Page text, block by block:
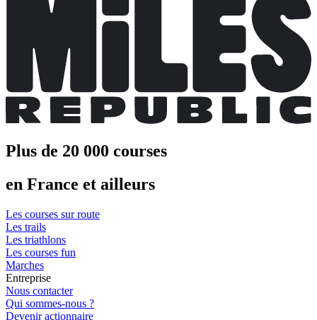
Plus de 20 000 courses
en France et ailleurs
Les courses sur route
Les trails
Les triathlons
Les courses fun
Marches
Entreprise
Nous contacter
Qui sommes-nous ?
Devenir actionnaire